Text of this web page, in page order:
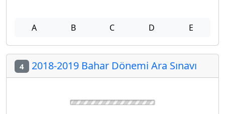
A B C D E
4 2018-2019 Bahar Dönemi Ara Sınavı